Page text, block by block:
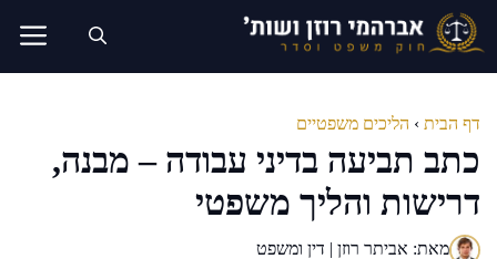
לדלג
לתוכן
דף הבית › הליכים משפטיים
כתב תביעה בדיני עבודה – מבנה,
דרישות והליך משפטי
מאת: אביתר רוזן | דין ומשפט